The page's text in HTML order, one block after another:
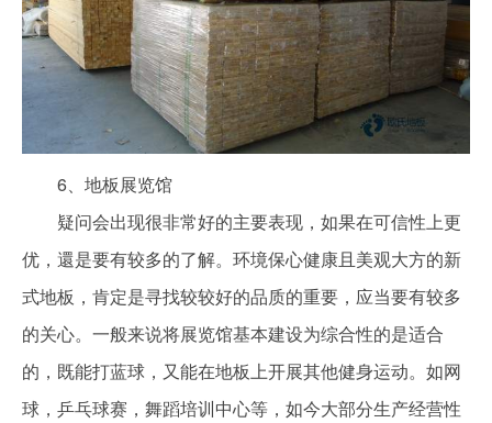
6、地板展览馆
疑问会出现很非常好的主要表现，如果在可信性上更
优，還是要有较多的了解。环境保心健康且美观大方的新
式地板，肯定是寻找较较好的品质的重要，应当要有较多
的关心。一般来说将展览馆基本建设为综合性的是适合
的，既能打蓝球，又能在地板上开展其他健身运动。如网
球，乒乓球赛，舞蹈培训中心等，如今大部分生产经营性